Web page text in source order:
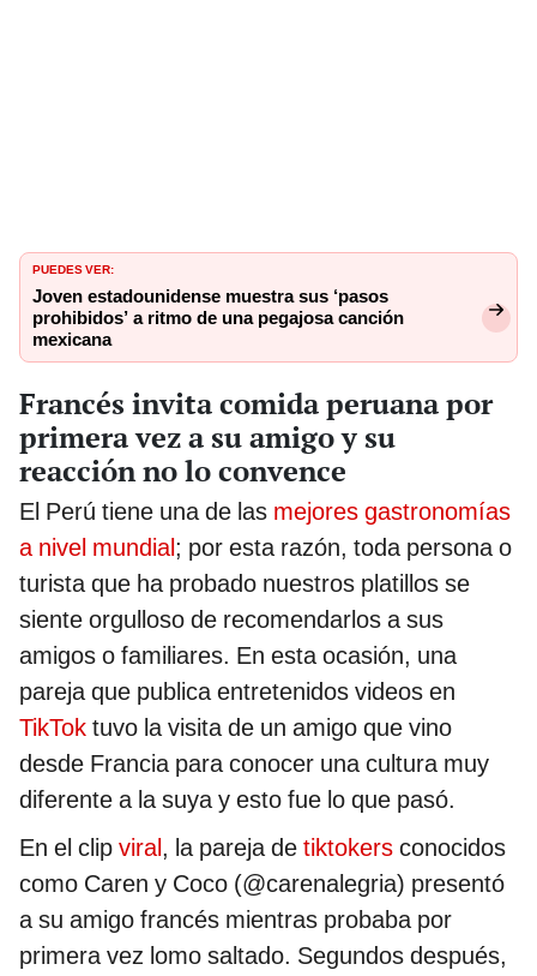
PUEDES VER:
Joven estadounidense muestra sus ‘pasos
prohibidos’ a ritmo de una pegajosa canción
mexicana
Francés invita comida peruana por
primera vez a su amigo y su
reacción no lo convence
El Perú tiene una de las mejores gastronomías
a nivel mundial; por esta razón, toda persona o
turista que ha probado nuestros platillos se
siente orgulloso de recomendarlos a sus
amigos o familiares. En esta ocasión, una
pareja que publica entretenidos videos en
TikTok tuvo la visita de un amigo que vino
desde Francia para conocer una cultura muy
diferente a la suya y esto fue lo que pasó.
En el clip viral, la pareja de tiktokers conocidos
como Caren y Coco (@carenalegria) presentó
a su amigo francés mientras probaba por
primera vez lomo saltado. Segundos después,